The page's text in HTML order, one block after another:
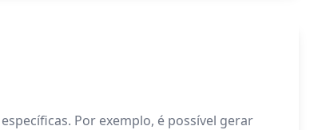
Por exemplo, é possível gerar